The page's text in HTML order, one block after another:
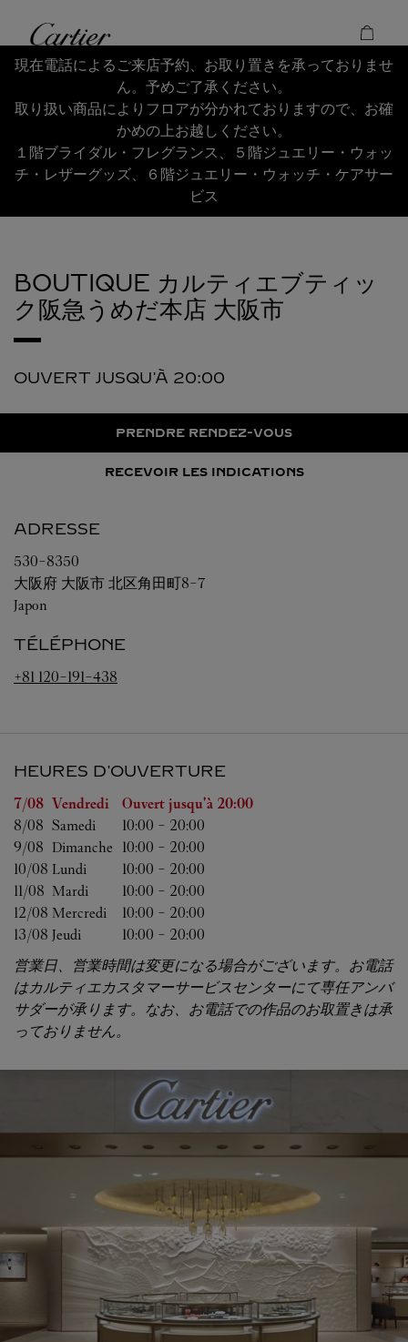
Cartier
Return to Nav
現在電話によるご来店予約、お取り置きを承っておりませ
ん。予めご了承ください。
取り扱い商品によりフロアが分かれておりますので、お確
かめの上お越しください。
１階ブライダル・フレグランス、５階ジュエリー・ウォッ
チ・レザーグッズ、６階ジュエリー・ウォッチ・ケアサー
ビス
BOUTIQUE カルティエブティッ
ク阪急うめだ本店 大阪市
OUVERT JUSQU'À 20:00
PRENDRE RENDEZ-VOUS
RECEVOIR LES INDICATIONS
ADRESSE
530-8350
大阪府 大阪市 北区角田町8-7
Japon
TÉLÉPHONE
+81 120-191-438
HEURES D'OUVERTURE
Jour de la semaine Heures d'ouverture
7/08 Vendredi Ouvert jusqu'à 20:00
8/08 Samedi 10:00 - 20:00
9/08 Dimanche 10:00 - 20:00
10/08 Lundi 10:00 - 20:00
11/08 Mardi 10:00 - 20:00
12/08 Mercredi 10:00 - 20:00
13/08 Jeudi 10:00 - 20:00
営業日、営業時間は変更になる場合がございます。お電話
はカルティエカスタマーサービスセンターにて専任アンバ
サダーが承ります。なお、お電話での作品のお取置きは承
っておりません。